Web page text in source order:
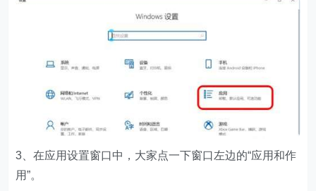
3、在应用设置窗口中，大家点一下窗口左边的“应用和作
用”。